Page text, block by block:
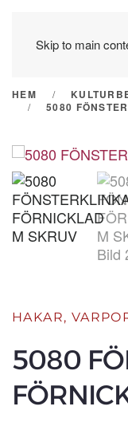
Skip to main
HEM
5080
HAKAR,
5080